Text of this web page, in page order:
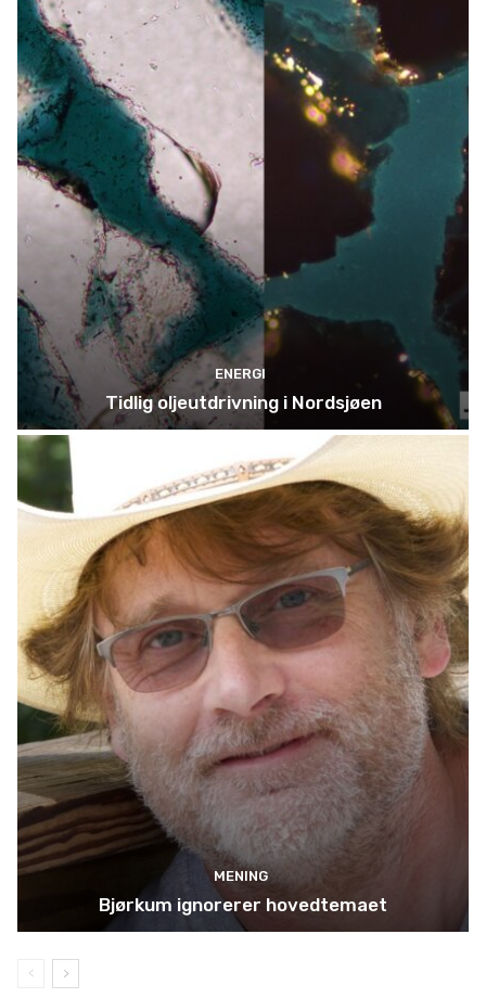
ENERGI
Tidlig oljeutdrivning i Nordsjøen
MENING
Bjørkum ignorerer hovedtemaet